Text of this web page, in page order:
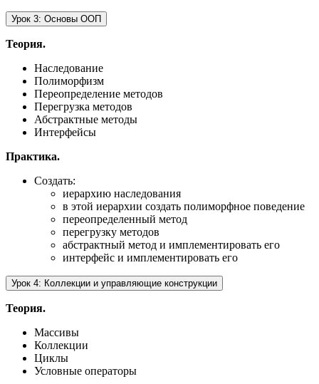
Урок 3: Основы ООП
Теория.
Наследование
Полиморфизм
Переопределение методов
Перегрузка методов
Абстрактные методы
Интерфейсы
Практика.
Создать:
иерархию наследования
в этой иерархии создать полиморфное поведение
переопределенный метод
перегрузку методов
абстрактный метод и имплементировать его
интерфейс и имплементировать его
Урок 4: Коллекции и управляющие конструкции
Теория.
Массивы
Коллекции
Циклы
Условные операторы